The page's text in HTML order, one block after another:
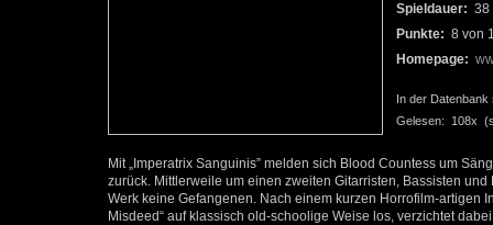
Spieldauer: 38
Punkte: 8 von
Homepage:
In der Datenbank
Gelesen: 108x
Mit „Imperatrix Sanguinis” melden sich Blood Countess um
zurück. Mittlerweile um einen zweiten Gitarristen, Bassisten
Werk keine Gefangenen. Nach einem kurzen Horrofilm-artigen
Misdeed“ auf klassisch old-schoolige Weise los, verzichtet